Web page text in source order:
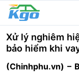
Xử lý nghiêm
bảo hiểm khi
(Chinhphu.vn) –